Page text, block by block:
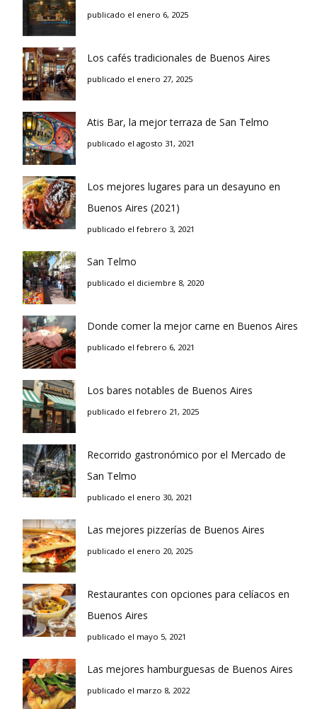
publicado el enero 6, 2025
Los cafés tradicionales de Buenos Aires
publicado el enero 27, 2025
Atis Bar, la mejor terraza de San Telmo
publicado el agosto 31, 2021
Los mejores lugares para un desayuno en
Buenos Aires (2021)
publicado el febrero 3, 2021
San Telmo
publicado el diciembre 8, 2020
Donde comer la mejor carne en Buenos Aires
publicado el febrero 6, 2021
Los bares notables de Buenos Aires
publicado el febrero 21, 2025
Recorrido gastronómico por el Mercado de
San Telmo
publicado el enero 30, 2021
Las mejores pizzerías de Buenos Aires
publicado el enero 20, 2025
Restaurantes con opciones para celíacos en
Buenos Aires
publicado el mayo 5, 2021
Las mejores hamburguesas de Buenos Aires
publicado el marzo 8, 2022